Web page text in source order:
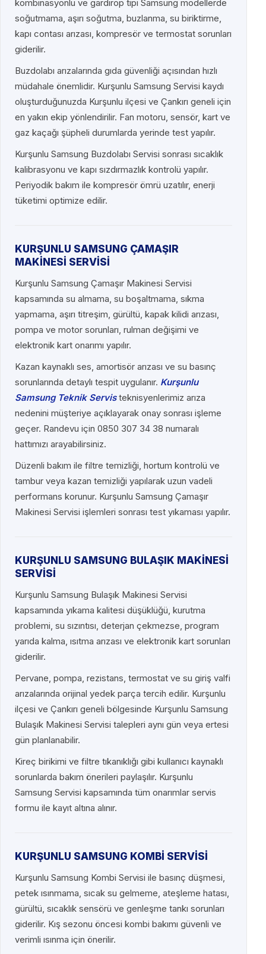
kombinasyonlu ve gardırop tipi Samsung modellerde
soğutmama, aşırı soğutma, buzlanma, su biriktirme,
kapı contası arızası, kompresör ve termostat sorunları
giderilir.
Buzdolabı arızalarında gıda güvenliği açısından hızlı
müdahale önemlidir. Kurşunlu Samsung Servisi kaydı
oluşturduğunuzda Kurşunlu ilçesi ve Çankırı geneli için
en yakın ekip yönlendirilir. Fan motoru, sensör, kart ve
gaz kaçağı şüpheli durumlarda yerinde test yapılır.
Kurşunlu Samsung Buzdolabı Servisi sonrası sıcaklık
kalibrasyonu ve kapı sızdırmazlık kontrolü yapılır.
Periyodik bakım ile kompresör ömrü uzatılır, enerji
tüketimi optimize edilir.
KURŞUNLU SAMSUNG ÇAMAŞIR
MAKİNESİ SERVİSİ
Kurşunlu Samsung Çamaşır Makinesi Servisi
kapsamında su almama, su boşaltmama, sıkma
yapmama, aşırı titreşim, gürültü, kapak kilidi arızası,
pompa ve motor sorunları, rulman değişimi ve
elektronik kart onarımı yapılır.
Kazan kaynaklı ses, amortisör arızası ve su basınç
sorunlarında detaylı tespit uygulanır. Kurşunlu
Samsung Teknik Servisteknisyenlerimiz arıza
nedenini müşteriye açıklayarak onay sonrası işleme
geçer. Randevu için 0850 307 34 38 numaralı
hattımızı arayabilirsiniz.
Düzenli bakım ile filtre temizliği, hortum kontrolü ve
tambur veya kazan temizliği yapılarak uzun vadeli
performans korunur. Kurşunlu Samsung Çamaşır
Makinesi Servisi işlemleri sonrası test yıkaması yapılır.
KURŞUNLU SAMSUNG BULAŞIK MAKİNESİ
SERVİSİ
Kurşunlu Samsung Bulaşık Makinesi Servisi
kapsamında yıkama kalitesi düşüklüğü, kurutma
problemi, su sızıntısı, deterjan çekmezse, program
yarıda kalma, ısıtma arızası ve elektronik kart sorunları
giderilir.
Pervane, pompa, rezistans, termostat ve su giriş valfi
arızalarında orijinal yedek parça tercih edilir. Kurşunlu
ilçesi ve Çankırı geneli bölgesinde Kurşunlu Samsung
Bulaşık Makinesi Servisi talepleri aynı gün veya ertesi
gün planlanabilir.
Kireç birikimi ve filtre tıkanıklığı gibi kullanıcı kaynaklı
sorunlarda bakım önerileri paylaşılır. Kurşunlu
Samsung Servisi kapsamında tüm onarımlar servis
formu ile kayıt altına alınır.
KURŞUNLU SAMSUNG KOMBİ SERVİSİ
Kurşunlu Samsung Kombi Servisi ile basınç düşmesi,
petek ısınmama, sıcak su gelmeme, ateşleme hatası,
gürültü, sıcaklık sensörü ve genleşme tankı sorunları
giderilir. Kış sezonu öncesi kombi bakımı güvenli ve
verimli ısınma için önerilir.